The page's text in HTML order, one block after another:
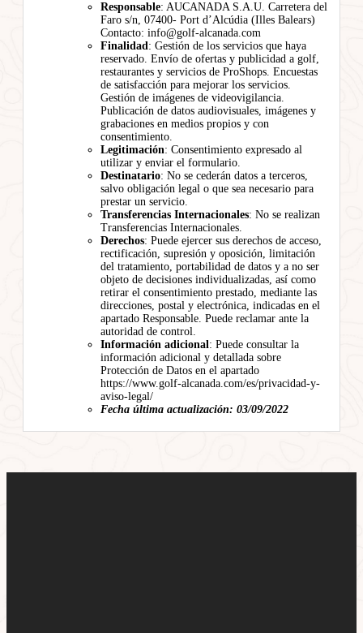
Responsable: AUCANADA S.A.U. Carretera del
Faro s/n, 07400- Port d’Alcúdia (Illes Balears)
Contacto: info@golf-alcanada.com
Finalidad: Gestión de los servicios que haya
reservado. Envío de ofertas y publicidad a golf,
restaurantes y servicios de ProShops. Encuestas
de satisfacción para mejorar los servicios.
Gestión de imágenes de videovigilancia.
Publicación de datos audiovisuales, imágenes y
grabaciones en medios propios y con
consentimiento.
Legitimación: Consentimiento expresado al
utilizar y enviar el formulario.
Destinatario: No se cederán datos a terceros,
salvo obligación legal o que sea necesario para
prestar un servicio.
Transferencias Internacionales: No se realizan
Transferencias Internacionales.
Derechos: Puede ejercer sus derechos de acceso,
rectificación, supresión y oposición, limitación
del tratamiento, portabilidad de datos y a no ser
objeto de decisiones individualizadas, así como
retirar el consentimiento prestado, mediante las
direcciones, postal y electrónica, indicadas en el
apartado Responsable. Puede reclamar ante la
autoridad de control.
Información adicional: Puede consultar la
información adicional y detallada sobre
Protección de Datos en el apartado
https://www.golf-alcanada.com/es/privacidad-y-
aviso-legal/
Fecha última actualización: 03/09/2022